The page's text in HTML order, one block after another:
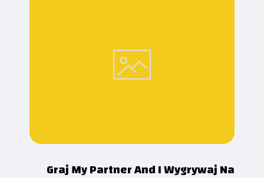
Graj My Partner And I Wygrywaj Na